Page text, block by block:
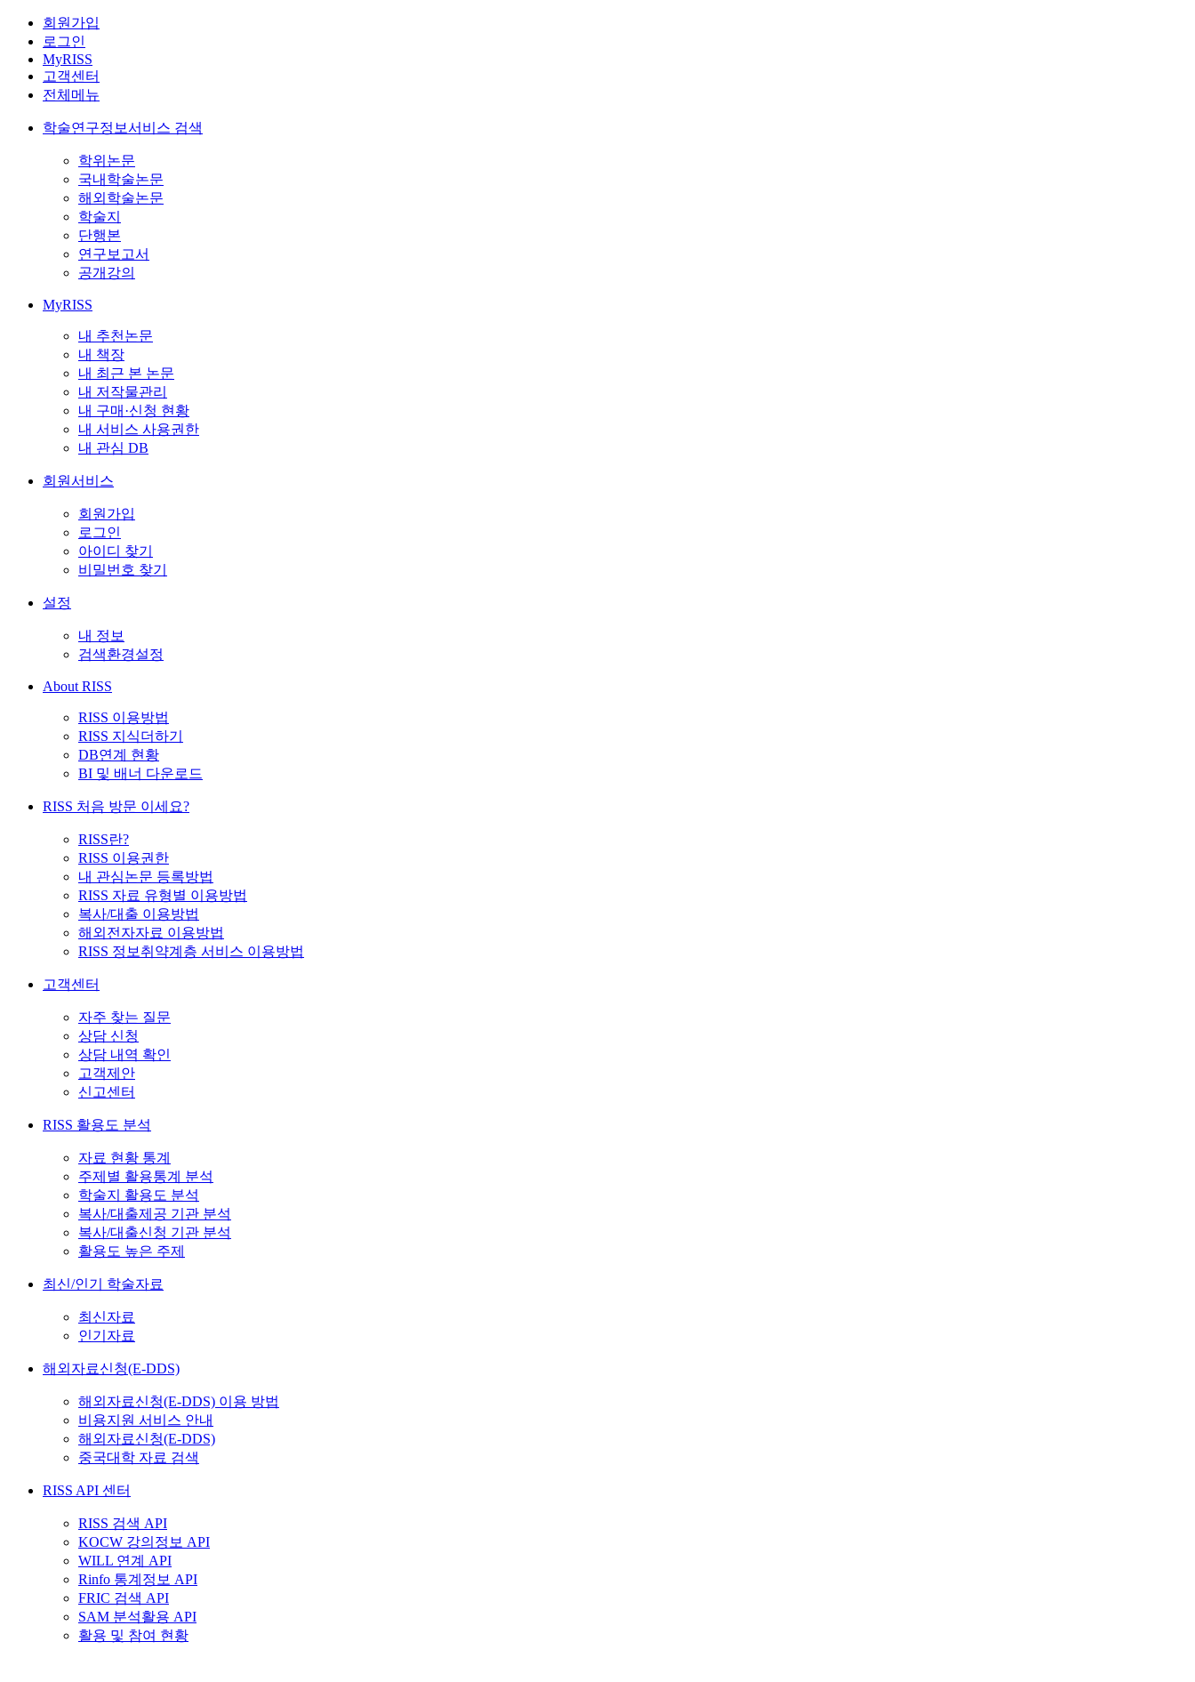
회원가입
로그인
MyRISS
고객센터
전체메뉴
학술연구정보서비스 검색
학위논문
국내학술논문
해외학술논문
학술지
단행본
연구보고서
공개강의
MyRISS
내 추천논문
내 책장
내 최근 본 논문
내 저작물관리
내 구매·신청 현황
내 서비스 사용권한
내 관심 DB
회원서비스
회원가입
로그인
아이디 찾기
비밀번호 찾기
설정
내 정보
검색환경설정
About RISS
RISS 이용방법
RISS 지식더하기
DB연계 현황
BI 및 배너 다운로드
RISS 처음 방문 이세요?
RISS란?
RISS 이용권한
내 관심논문 등록방법
RISS 자료 유형별 이용방법
복사/대출 이용방법
해외전자자료 이용방법
RISS 정보취약계층 서비스 이용방법
고객센터
자주 찾는 질문
상담 신청
상담 내역 확인
고객제안
신고센터
RISS 활용도 분석
자료 현황 통계
주제별 활용통계 분석
학술지 활용도 분석
복사/대출제공 기관 분석
복사/대출신청 기관 분석
활용도 높은 주제
최신/인기 학술자료
최신자료
인기자료
해외자료신청(E-DDS)
해외자료신청(E-DDS) 이용 방법
비용지원 서비스 안내
해외자료신청(E-DDS)
중국대학 자료 검색
RISS API 센터
RISS 검색 API
KOCW 강의정보 API
WILL 연계 API
Rinfo 통계정보 API
FRIC 검색 API
SAM 분석활용 API
활용 및 참여 현황